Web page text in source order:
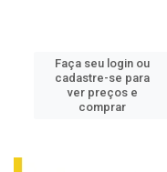
Faça seu login ou
cadastre-se para
ver preços e
comprar